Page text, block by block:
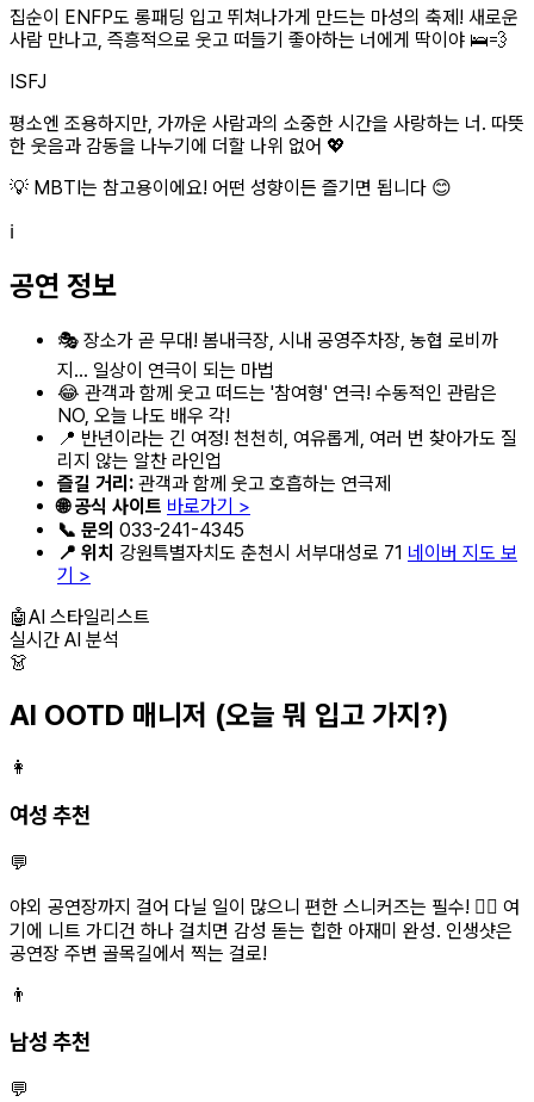
집순이 ENFP도 롱패딩 입고 뛰쳐나가게 만드는 마성의 축제! 새로운
사람 만나고, 즉흥적으로 웃고 떠들기 좋아하는 너에게 딱이야 🛌💨
ISFJ
평소엔 조용하지만, 가까운 사람과의 소중한 시간을 사랑하는 너. 따뜻
한 웃음과 감동을 나누기에 더할 나위 없어 💖
💡 MBTI는 참고용이에요! 어떤 성향이든 즐기면 됩니다 😊
ℹ️
공연 정보
🎭 장소가 곧 무대! 봄내극장, 시내 공영주차장, 농협 로비까
지... 일상이 연극이 되는 마법
😂 관객과 함께 웃고 떠드는 '참여형' 연극! 수동적인 관람은
NO, 오늘 나도 배우 각!
📍 반년이라는 긴 여정! 천천히, 여유롭게, 여러 번 찾아가도 질
리지 않는 알찬 라인업
즐길 거리: 관객과 함께 웃고 호흡하는 연극제
🌐 공식 사이트 바로가기 >
📞 문의 033-241-4345
📍 위치 강원특별자치도 춘천시 서부대성로 71 네이버 지도 보
기 >
🤖AI 스타일리스트
실시간 AI 분석
👗
AI OOTD 매니저 (오늘 뭐 입고 가지?)
👩
여성 추천
💬
야외 공연장까지 걸어 다닐 일이 많으니 편한 스니커즈는 필수! 🏃‍♀️ 여
기에 니트 가디건 하나 걸치면 감성 돋는 힙한 아재미 완성. 인생샷은
공연장 주변 골목길에서 찍는 걸로!
👨
남성 추천
💬